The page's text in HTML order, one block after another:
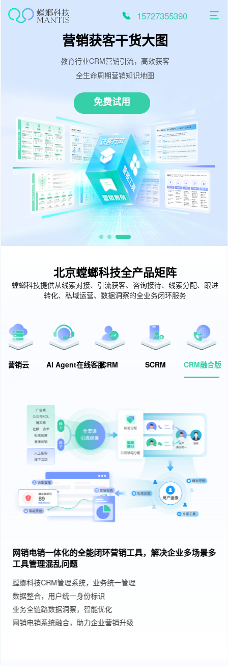
15727355390
营销获客干货大图
教育行业CRM营销引流，高效获客
全生命周期营销知识地图
免费试用
北京螳螂科技全产品矩阵
螳螂科技提供从线索对接、引流获客、咨询接待、线索分配、跟进
转化、私域运营、数据洞察的全业务闭环服务
营销云 AI Agent在线客服CRM SCRM CRM融合版
网销电销一体化的全能闭环营销工具，解决企业多场景多
工具管理混乱问题
螳螂科技CRM管理系统，业务统一管理
数据整合，用户统一身份标识
业务全链路数据洞察，智能优化
网销电销系统融合，助力企业营销升级